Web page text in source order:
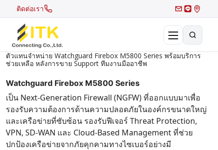
ติดต่อเรา
Recent Search
Hot Search
ตัวแทนจำหน่าย Watchguard Firebox M5800 Series พร้อมบริการ
ช่วยเหลือ หลังการขาย Support ทีมงานมืออาชีพ
Watchguard Firebox M5800 Series
เป็น Next-Generation Firewall (NGFW) ที่ออกแบบมาเพื่อ
รองรับความต้องการด้านความปลอดภัยในองค์กรขนาดใหญ่
และเครือข่ายที่ซับซ้อน รองรับฟีเจอร์ Threat Protection,
VPN, SD-WAN และ Cloud-Based Management ที่ช่วย
ปกป้องเครือข่ายจากภัยคุกคามทางไซเบอร์อย่างมี